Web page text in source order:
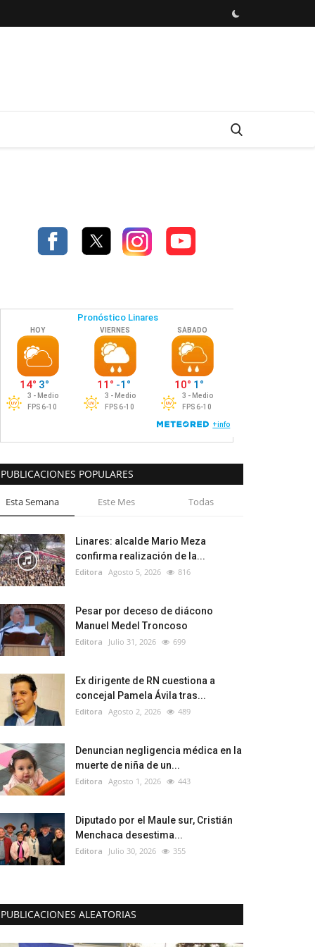
PUBLICACIONES POPULARES
Esta Semana Este Mes Todas
Linares: alcalde Mario Meza
confirma realización de la...
Editora Agosto 5, 2026 816
Pesar por deceso de diácono
Manuel Medel Troncoso
Editora Julio 31, 2026 699
Ex dirigente de RN cuestiona a
concejal Pamela Ávila tras...
Editora Agosto 2, 2026 489
Denuncian negligencia médica en la
muerte de niña de un...
Editora Agosto 1, 2026 443
Diputado por el Maule sur, Cristián
Menchaca desestima...
Editora Julio 30, 2026 355
PUBLICACIONES ALEATORIAS